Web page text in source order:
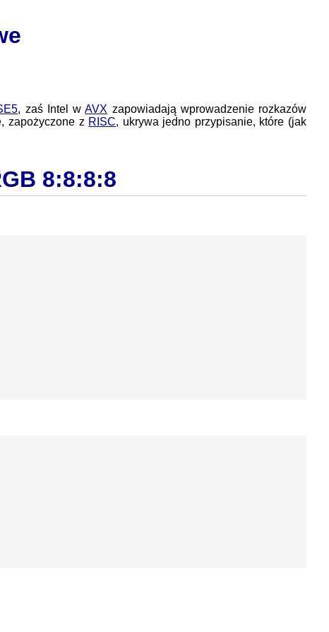
, zaś Intel wAVX zapowiadają wprowadzenie rozkazów
zapożyczone z RISC, ukrywa jedno przypisanie, które (jak
8:8:8:8